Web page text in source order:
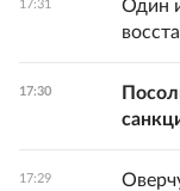
17:31
Один
17:30
17:29